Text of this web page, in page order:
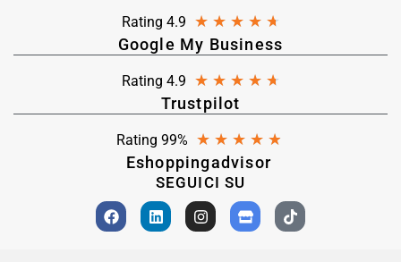
Rating 4.9 ★ ★ ★ ★ ★
Google My Business
Rating 4.9 ★ ★ ★ ★ ★
Trustpilot
Rating 99% ★ ★ ★ ★ ★
Eshoppingadvisor
SEGUICI SU